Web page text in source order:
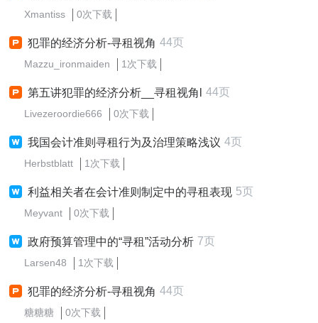
Xmantiss 0次下载
犯罪的经济分析-寻租视角 44页
Mazzu_ironmaiden 1次下载
第五讲犯罪的经济分析__寻租视角l 44页
Livezeroordie666 0次下载
我国会计准则寻租行为及治理策略浅议 4页
Herbstblatt 1次下载
利益相关者在会计准则制定中的寻租表现 5页
Meyvant 0次下载
政府预算管理中的“寻租”活动分析 7页
Larsen48 1次下载
犯罪的经济分析-寻租视角 44页
糖糖糖 0次下载